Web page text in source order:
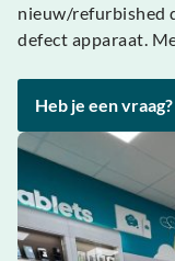
nieuw/refurbished
defect apparaat.
Heb je een vraag?